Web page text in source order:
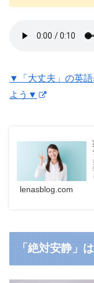
▼「大丈夫」の英語
よう▼
lenasblog.com
「絶対安静」